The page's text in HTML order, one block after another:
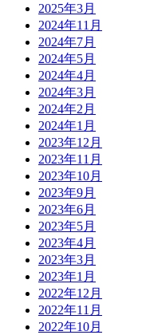
2025年3月
2024年11月
2024年7月
2024年5月
2024年4月
2024年3月
2024年2月
2024年1月
2023年12月
2023年11月
2023年10月
2023年9月
2023年6月
2023年5月
2023年4月
2023年3月
2023年1月
2022年12月
2022年11月
2022年10月